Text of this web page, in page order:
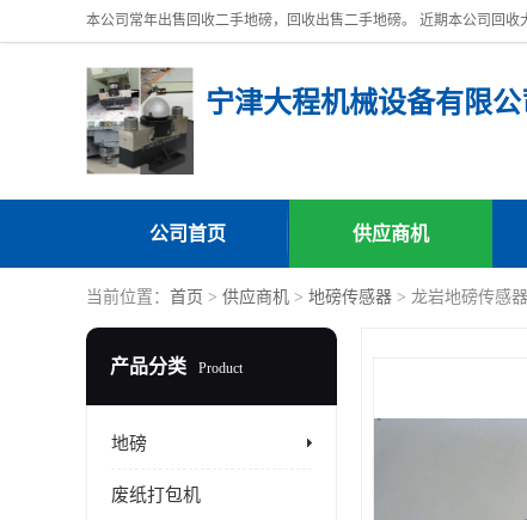
宁津大程机械设备有限公
公司首页 供应商机
当前位置： 首页 > 供应商机 > 地磅传感器 > 龙岩地磅传感
产品分类 Product
地磅
废纸打包机